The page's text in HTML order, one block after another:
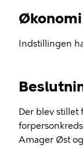
Økonomi
Indstillingen
Der blev stillet
Amager Øst